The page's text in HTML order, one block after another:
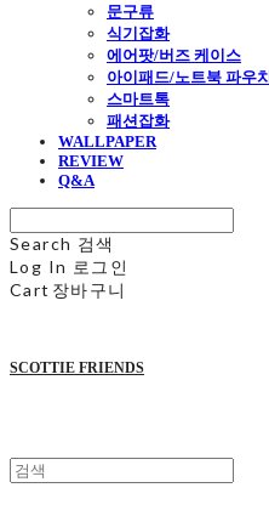
문구류
식기잡화
에어팟/버즈 케이스
아이패드/노트북 파우치
스마트톡
패션잡화
WALLPAPER
REVIEW
Q&A
Search 검색
Log In 로그인
Cart 장바구니
SCOTTIE FRIENDS